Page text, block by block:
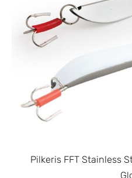
Pilkeris FFT Stainless